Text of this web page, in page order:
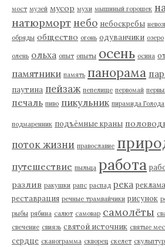
мост музей мусор мухи мышиный горошек
натюрморт небо небоскребы
обряды общество огонь одуванчики озеро
олень ольха опыт опыты осень осина
памятники память панорама
паутина пейзаж пепелище первомай
печаль пиво пикульник пирамида Голода
подмаренник подъёмные краны
поток жизни православие
путешествие пыльца работа
разлив ракушки рапс распад река реклама
реставрация речные трамвайчики рисунок
рыбы рябина салют самовар самолёты
свечение свиязь святой источник святые
сердце сканограмма скворец скелет